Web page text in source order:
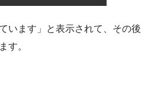
います」と表示されて、その後
す。